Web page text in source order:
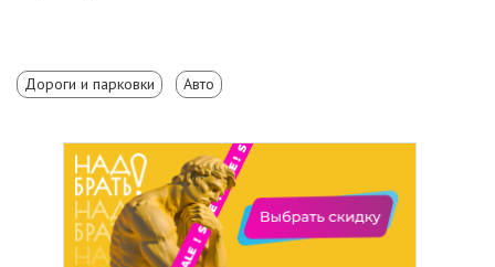
Дороги и парковки Авто